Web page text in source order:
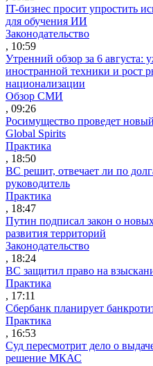
IT-бизнес просит упростить
для обучения ИИ
Законодательство
, 10:59
Утренний обзор за 6 августа:
иностранной техники и рост
национализации
Обзор СМИ
, 09:26
Росимущество проведет
Global Spirits
Практика
, 18:50
ВС решит, отвечает ли по
руководитель
Практика
, 18:47
Путин подписал закон о
развития территорий
Законодательство
, 18:24
ВС защитил право на
Практика
, 17:11
Сбербанк планирует
Практика
, 16:53
Суд пересмотрит дело о
решение МКАС